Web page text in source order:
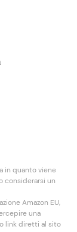
in quanto viene
considerarsi un
Amazon EU,
una
link diretti al sito